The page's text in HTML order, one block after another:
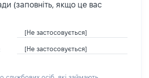
(заповніть, якщо це вас
[Не застосовується]
[Не застосовується]